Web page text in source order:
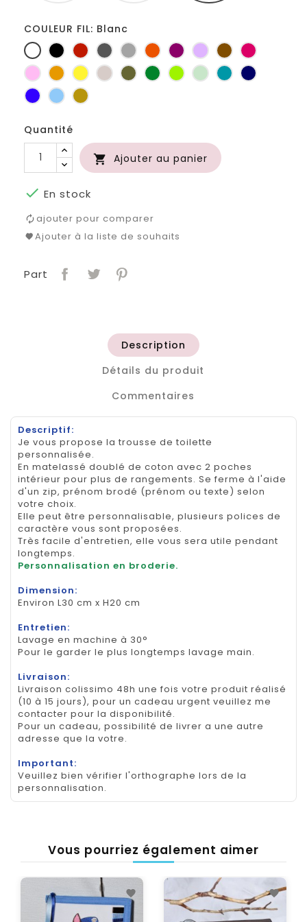
COULEUR FIL: Blanc
BlancNoir RougeGris
foncé
Gris
clair
Orange
PruneLilasMarronFuchsia
RoseJaune
d'or
jauneFicelleKaki Vert
bouteille
Anis Vert
d'eau
Turquoise
Marine
Bleu
roi
Bleu
clair
Or
Quantité
 Ajouter au panier
 En stock
ajouter pour comparer
Ajouter à la liste de souhaits
Part
Description
Détails du produit
Commentaires
Descriptif:
Je vous propose la trousse de toilette
personnalisée.
En matelassé doublé de coton avec 2 poches
intérieur pour plus de rangements. Se ferme à l'aide
d'un zip, prénom brodé (prénom ou texte) selon
votre choix.
Elle peut être personnalisable, plusieurs polices de
caractère vous sont proposées.
Très facile d'entretien, elle vous sera utile pendant
longtemps.
Personnalisation en broderie.
Dimension:
Environ L30 cm x H20 cm
Entretien:
Lavage en machine à 30°
Pour le garder le plus longtemps lavage main.
Livraison:
Livraison colissimo 48h une fois votre produit réalisé
(10 à 15 jours), pour un cadeau urgent veuillez me
contacter pour la disponibilité.
Pour un cadeau, possibilité de livrer a une autre
adresse que la votre.
Important:
Veuillez bien vérifier l'orthographe lors de la
personnalisation.
Vous pourriez également aimer